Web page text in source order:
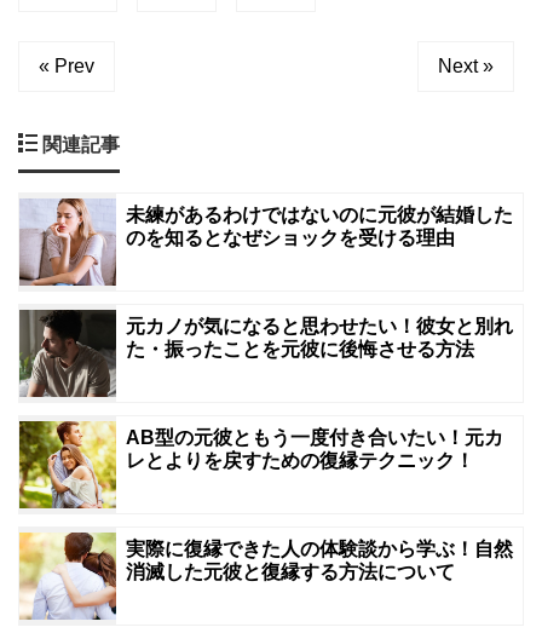
« Prev Next »
関連記事
未練があるわけではないのに元彼が結婚した
のを知るとなぜショックを受ける理由
元カノが気になると思わせたい！彼女と別れ
た・振ったことを元彼に後悔させる方法
AB型の元彼ともう一度付き合いたい！元カ
レとよりを戻すための復縁テクニック！
実際に復縁できた人の体験談から学ぶ！自然
消滅した元彼と復縁する方法について